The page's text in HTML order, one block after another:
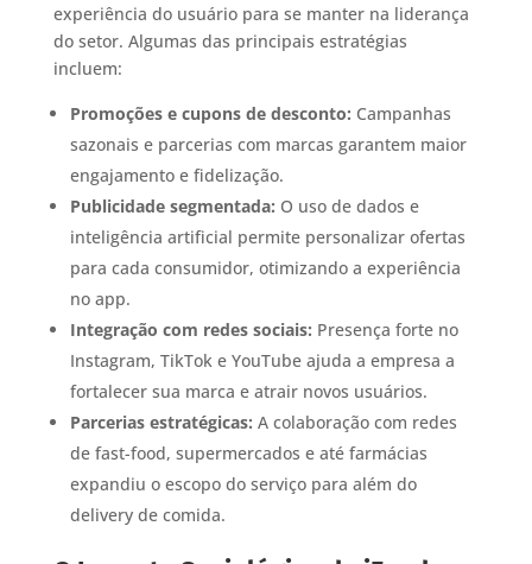
experiência do usuário para se manter na liderança
do setor. Algumas das principais estratégias
incluem:
Promoções e cupons de desconto: Campanhas
sazonais e parcerias com marcas garantem maior
engajamento e fidelização.
Publicidade segmentada: O uso de dados e
inteligência artificial permite personalizar ofertas
para cada consumidor, otimizando a experiência
no app.
Integração com redes sociais: Presença forte no
Instagram, TikTok e YouTube ajuda a empresa a
fortalecer sua marca e atrair novos usuários.
Parcerias estratégicas: A colaboração com redes
de fast-food, supermercados e até farmácias
expandiu o escopo do serviço para além do
delivery de comida.